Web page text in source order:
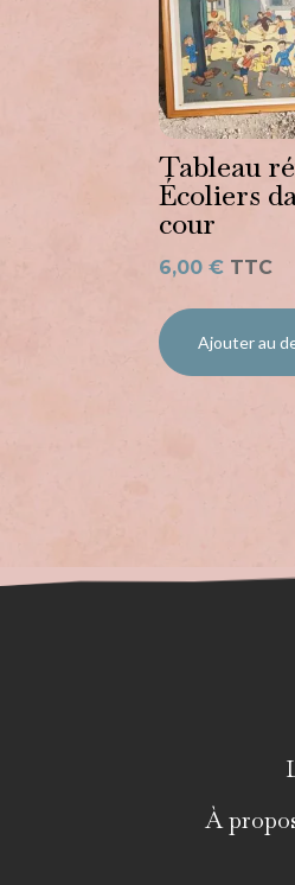
Tableau
Écoliers
cour
6,00€ TTC
Ajouter au
À